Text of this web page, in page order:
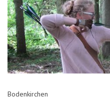
Bodenkirchen